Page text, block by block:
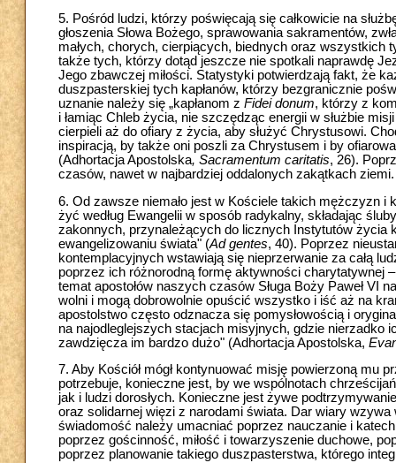
5. Pośród ludzi, którzy poświęcają się całkowicie na
głoszenia Słowa Bożego, sprawowania sakramentów,
małych, chorych, cierpiących, biednych oraz
także tych, którzy dotąd jeszcze nie spotkali naprawdę
Jego zbawczej miłości. Statystyki potwierdzają fakt, że
duszpasterskiej tych kapłanów, którzy bezgranicznie
uznanie należy się „kapłanom z Fidei donum, którzy z
i łamiąc Chleb życia, nie szczędząc energii w służbie
cierpieli aż do ofiary z życia, aby służyć Chrystusowi.
inspiracją, by także oni poszli za Chrystusem i by
(Adhortacja Apostolska, Sacramentum caritatis, 26).
czasów, nawet w najbardziej oddalonych zakątkach ziemi.
6. Od zawsze niemało jest w Kościele takich mężczyzn i
żyć według Ewangelii w sposób radykalny, składając
zakonnych, przynależących do licznych Instytutów życia
ewangelizowaniu świata" (Ad gentes, 40). Poprzez
kontemplacyjnych wstawiają się nieprzerwanie za całą
poprzez ich różnorodną formę aktywności charytatywnej
temat apostołów naszych czasów Sługa Boży Paweł VI
wolni i mogą dobrowolnie opuścić wszystko i iść aż na
apostolstwo często odznacza się pomysłowością i
na najodleglejszych stacjach misyjnych, gdzie nierzadko
zawdzięcza im bardzo dużo" (Adhortacja Apostolska,
7. Aby Kościół mógł kontynuować misję powierzoną mu
potrzebuje, konieczne jest, by we wspólnotach
jak i ludzi dorosłych. Konieczne jest żywe
oraz solidarnej więzi z narodami świata. Dar wiary
świadomość należy umacniać poprzez nauczanie i
poprzez gościnność, miłość i towarzyszenie duchowe,
poprzez planowanie takiego duszpasterstwa, którego